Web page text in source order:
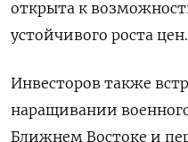
открыта ‌к
устойчивого роста цен.
Инвесторов также
наращивании
Ближнем Востоке и